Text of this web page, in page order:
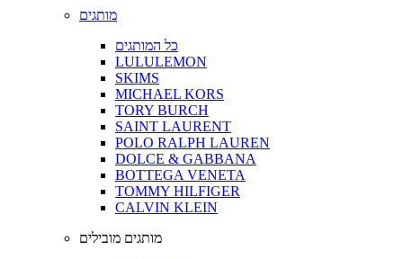
מותגים
כל המותגים
LULULEMON
SKIMS
MICHAEL KORS
TORY BURCH
SAINT LAURENT
POLO RALPH LAUREN
DOLCE & GABBANA
BOTTEGA VENETA
TOMMY HILFIGER
CALVIN KLEIN
מותגים מובילים